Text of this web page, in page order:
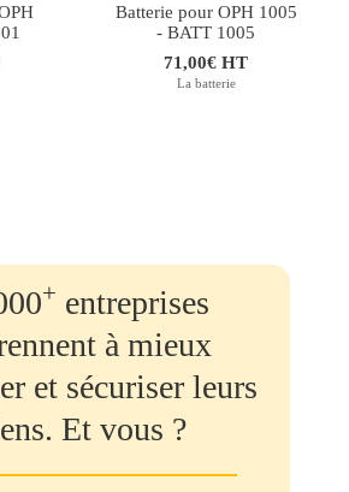
Batterie pour OPH 1005
- BATT 1005
71,00€ HT
La batterie
+ entreprises
à mieux
et sécuriser leurs
Et vous ?